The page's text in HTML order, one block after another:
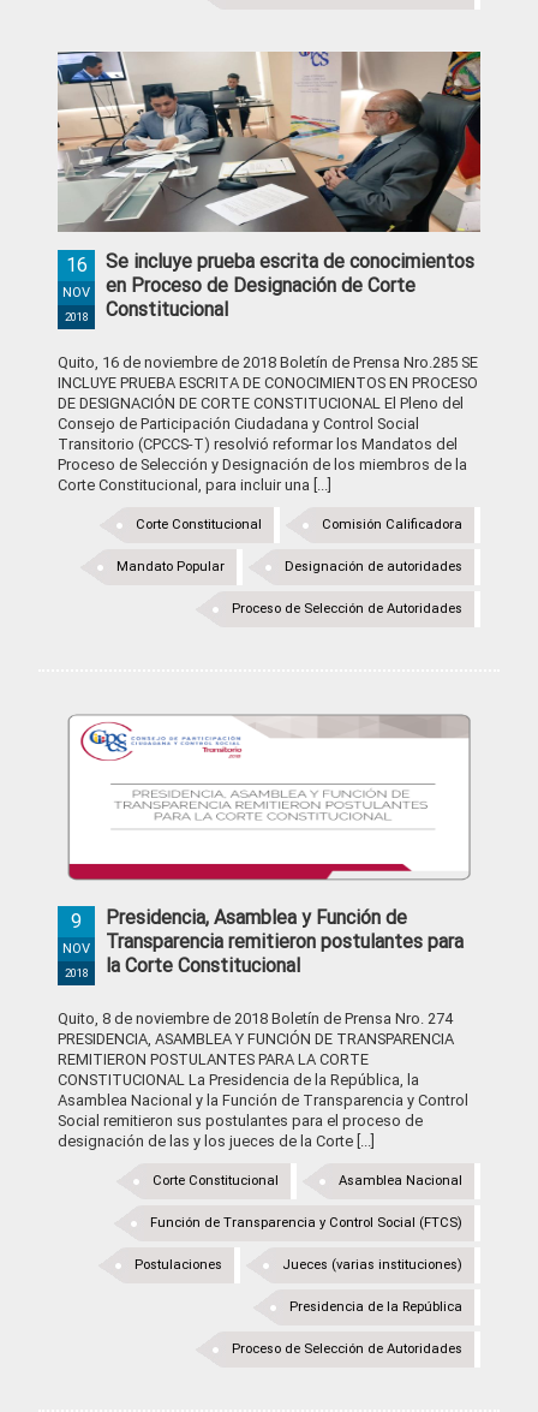
Se incluye prueba escrita de conocimientos
en Proceso de Designación de Corte
Constitucional
16
NOV
2018
Quito, 16 de noviembre de 2018 Boletín de Prensa Nro.285 SE
INCLUYE PRUEBA ESCRITA DE CONOCIMIENTOS EN PROCESO
DE DESIGNACIÓN DE CORTE CONSTITUCIONAL El Pleno del
Consejo de Participación Ciudadana y Control Social
Transitorio (CPCCS-T) resolvió reformar los Mandatos del
Proceso de Selección y Designación de los miembros de la
Corte Constitucional, para incluir una [...]
Comisión Calificadora
Corte Constitucional
Designación de autoridades
Mandato Popular
Proceso de Selección de Autoridades
Presidencia, Asamblea y Función de
Transparencia remitieron postulantes para
la Corte Constitucional
9
NOV
2018
Quito, 8 de noviembre de 2018 Boletín de Prensa Nro. 274
PRESIDENCIA, ASAMBLEA Y FUNCIÓN DE TRANSPARENCIA
REMITIERON POSTULANTES PARA LA CORTE
CONSTITUCIONAL La Presidencia de la República, la
Asamblea Nacional y la Función de Transparencia y Control
Social remitieron sus postulantes para el proceso de
designación de las y los jueces de la Corte [...]
Asamblea Nacional
Corte Constitucional
Función de Transparencia y Control Social (FTCS)
Jueces (varias instituciones)
Postulaciones
Presidencia de la República
Proceso de Selección de Autoridades